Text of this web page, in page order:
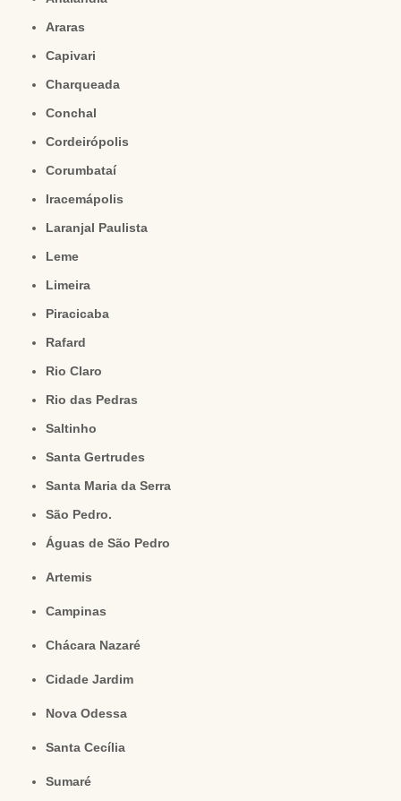
Araras
Capivari
Charqueada
Conchal
Cordeirópolis
Corumbataí
Iracemápolis
Laranjal Paulista
Leme
Limeira
Piracicaba
Rafard
Rio Claro
Rio das Pedras
Saltinho
Santa Gertrudes
Santa Maria da Serra
São Pedro.
Águas de São Pedro
Artemis
Campinas
Chácara Nazaré
Cidade Jardim
Nova Odessa
Santa Cecília
Sumaré